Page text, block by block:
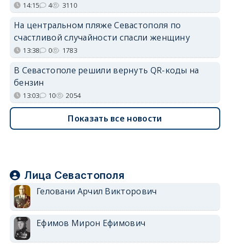
14:15 4 3110
На центральном пляже Севастополя по
счастливой случайности спасли женщину
13:38 0 1783
В Севастополе решили вернуть QR-коды на
бензин
13:03 10 2054
Показать все новости
Лица Севастополя
Геловани Арчил Викторович
Ефимов Мирон Ефимович